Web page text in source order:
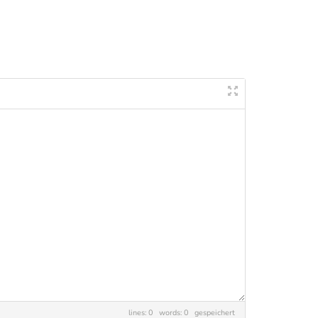
lines: 0 words: 0 gespeichert